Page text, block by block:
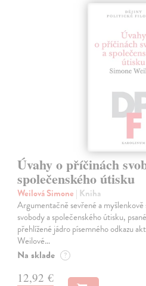
Úvahy o příčinách
společenského útisku
Weilová Simone | Kniha
Argumentačně sevřené a
svobody a společenského útisku,
přehlížené jádro písemného odkazu
Weilové…
Na sklade ?
12,92 €